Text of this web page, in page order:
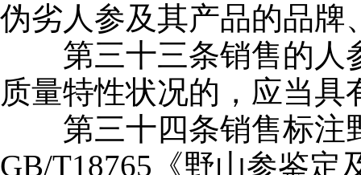
伪劣人参及其产品的品牌
第三十三条销售的人
质量特性状况的，应当
第三十四条销售标注
GB/T18765《野山参鉴定